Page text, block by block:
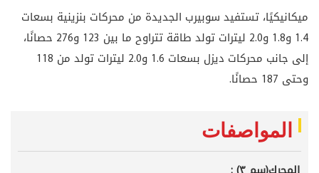
ميكانيكيًا، تستفيد سوبيرب الجديدة من محركات بنزينية بسعات
1.4 و1.8 و2.0 ليترات تولد طاقة تتراوح ما بين 123 و276 حصانًا،
إلى جانب محركات ديزل بسعات 1.6 و2.0 ليترات تولد من 118
وحتى 187 حصانًا
.
المواصفات